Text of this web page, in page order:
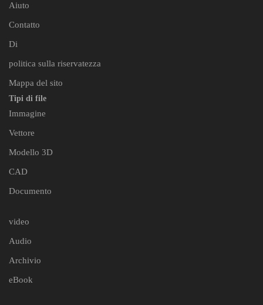
Aiuto
Contatto
Di
politica sulla riservatezza
Mappa del sito
Tipi di file
Immagine
Vettore
Modello 3D
CAD
Documento
video
Audio
Archivio
eBook